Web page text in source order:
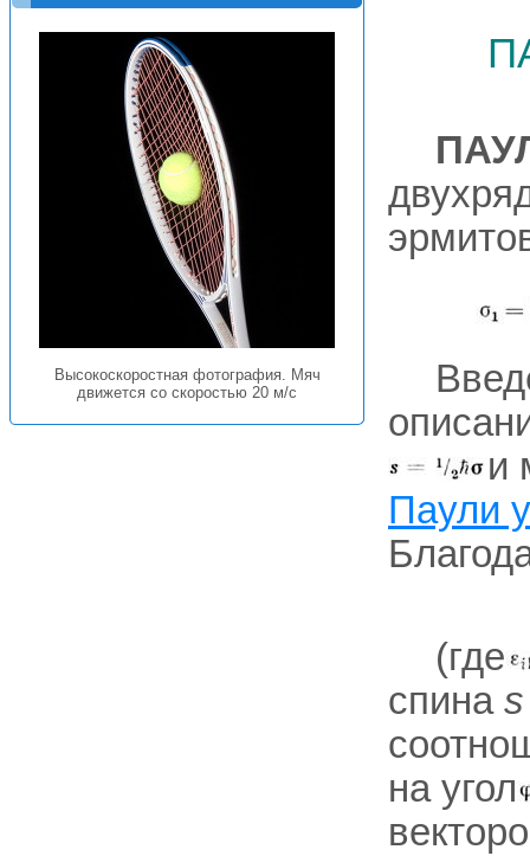
Высокоскоростная фотография. Мяч
движется со скоростью 20 м/с
и
Паули
(где
спина s
на угол